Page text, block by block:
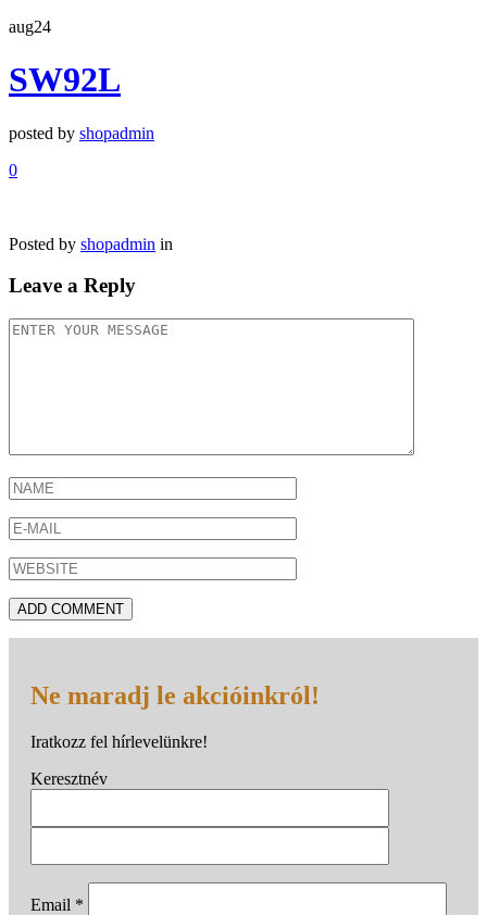
aug24
SW92L
posted by shopadmin
0
Posted by shopadmin in
Leave a Reply
Ne maradj le akcióinkról!
Iratkozz fel hírlevelünkre!
Keresztnév
Email *